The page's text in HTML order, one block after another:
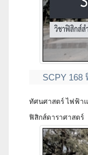
SCPY
ทัศนศาสตร์ ไฟฟ้า
ฟิสิกส์ดาราศาสตร์